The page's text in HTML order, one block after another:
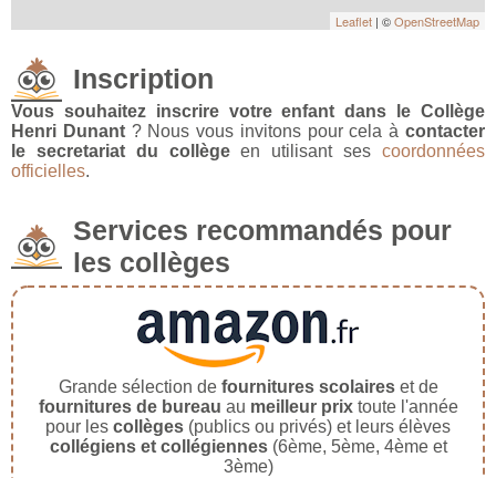
Leaflet | ©OpenStreetMap
Inscription
Vous souhaitez inscrire votre enfant dans le Collège
Henri Dunant? Nous vous invitons pour cela àcontacter
le secretariat du collègeen utilisant sescoordonnées
officielles.
Services recommandés pour
les collèges
Grande sélection de fournitures scolaireset de
fournitures de bureau au meilleur prixtoute l'année
pour les collèges (publics ou privés) et leurs élèves
collégiens et collégiennes(6ème, 5ème, 4ème et
3ème)